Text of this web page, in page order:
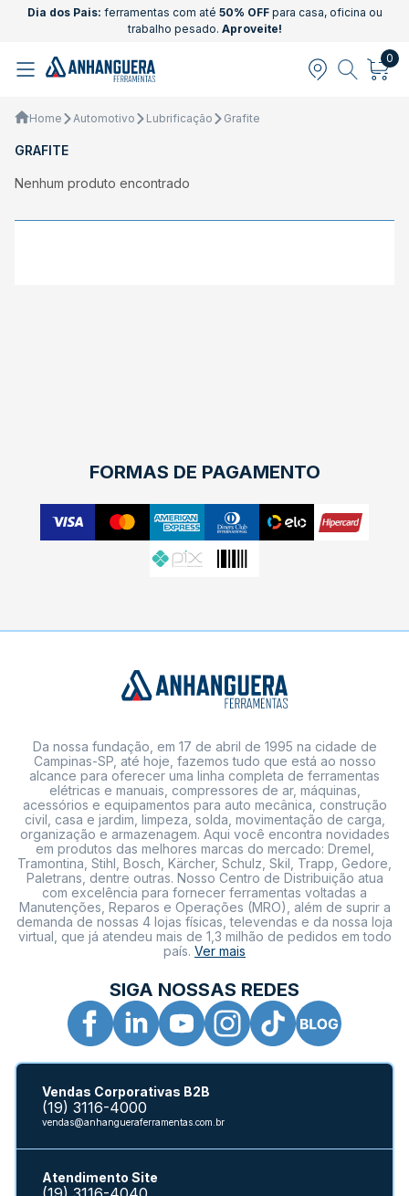
Dia dos Pais: ferramentas com até 50% OFFpara casa, oficina ou
trabalho pesado. Aproveite!
0
Home Automotivo Lubrificação Grafite
GRAFITE
Nenhum produto encontrado
FORMAS DE PAGAMENTO
Da nossa fundação, em 17 de abril de 1995 na cidade de
Campinas-SP, até hoje, fazemos tudo que está ao nosso
alcance para oferecer uma linha completa de ferramentas
elétricas e manuais, compressores de ar, máquinas,
acessórios e equipamentos para auto mecânica, construção
civil, casa e jardim, limpeza, solda, movimentação de carga,
organização e armazenagem. Aqui você encontra novidades
em produtos das melhores marcas do mercado: Dremel,
Tramontina, Stihl, Bosch, Kärcher, Schulz, Skil, Trapp, Gedore,
Paletrans, dentre outras. Nosso Centro de Distribuição atua
com excelência para fornecer ferramentas voltadas a
Manutenções, Reparos e Operações (MRO), além de suprir a
demanda de nossas 4 lojas físicas, televendas e da nossa loja
virtual, que já atendeu mais de 1,3 milhão de pedidos em todo
país. Ver mais
SIGA NOSSAS REDES
Vendas Corporativas B2B
(19) 3116-4000
vendas@anhangueraferramentas.com.br
Atendimento Site